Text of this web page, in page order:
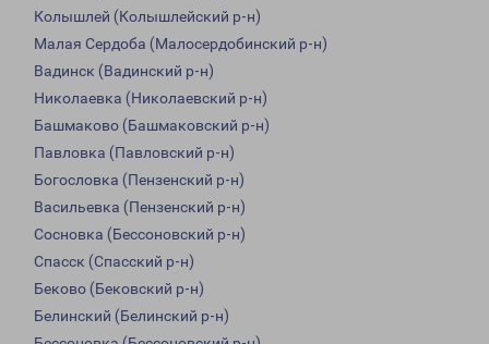
Колышлей (Колышлейский р-н)
Малая Сердоба (Малосердобинский р-н)
Вадинск (Вадинский р-н)
Николаевка (Николаевский р-н)
Башмаково (Башмаковский р-н)
Павловка (Павловский р-н)
Богословка (Пензенский р-н)
Васильевка (Пензенский р-н)
Сосновка (Бессоновский р-н)
Спасск (Спасский р-н)
Беково (Бековский р-н)
Белинский (Белинский р-н)